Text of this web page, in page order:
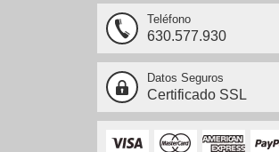
Teléfono
630.577.930
Datos Seguros
Certificado SSL